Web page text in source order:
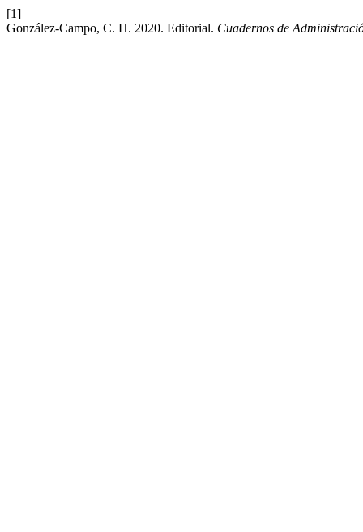
[1]
González-Campo, C. H. 2020. Editorial. Cuadernos de